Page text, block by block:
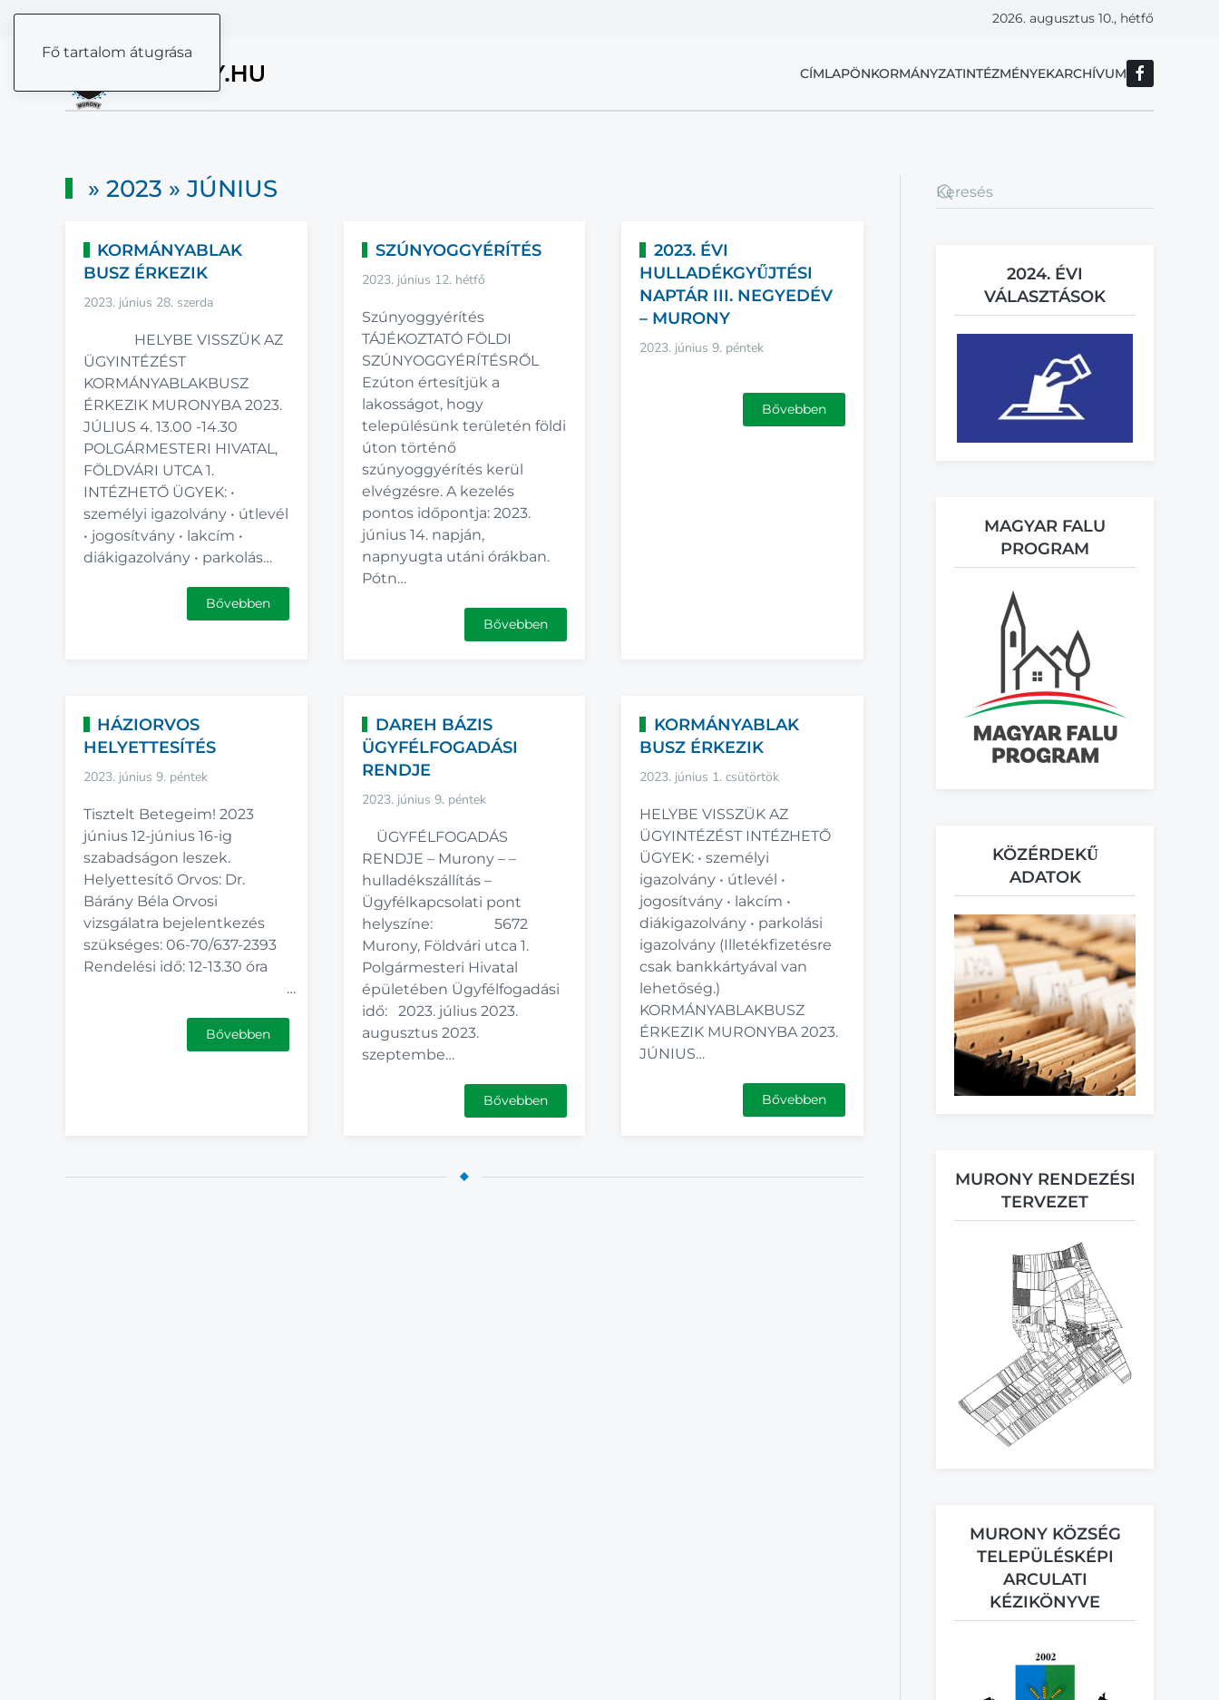
Fő tartalom átugrása
2026. augusztus 10., hétfő
CÍMLAPÖNKORMÁNYZATINTÉZMÉNYEKARCHÍVUM
» 2023 » JÚNIUS
KORMÁNYABLAK
BUSZ ÉRKEZIK
2023. június 28. szerda
HELYBE VISSZÜK AZ
ÜGYINTÉZÉST
KORMÁNYABLAKBUSZ
ÉRKEZIK MURONYBA 2023.
JÚLIUS 4. 13.00 -14.30
POLGÁRMESTERI HIVATAL,
FÖLDVÁRI UTCA 1.
INTÉZHETŐ ÜGYEK: •
személyi igazolvány • útlevél
• jogosítvány • lakcím •
diákigazolvány • parkolás…
Bővebben
SZÚNYOGGYÉRÍTÉS
2023. június 12. hétfő
Szúnyoggyérítés
TÁJÉKOZTATÓ FÖLDI
SZÚNYOGGYÉRÍTÉSRŐL
Ezúton értesítjük a
lakosságot, hogy
településünk területén földi
úton történő
szúnyoggyérítés kerül
elvégzésre. A kezelés
pontos időpontja: 2023.
június 14. napján,
napnyugta utáni órákban.
Pótn…
Bővebben
2023. ÉVI
HULLADÉKGYŰJTÉSI
NAPTÁR III. NEGYEDÉV
– MURONY
2023. június 9. péntek
Bővebben
HÁZIORVOS
HELYETTESÍTÉS
2023. június 9. péntek
Tisztelt Betegeim! 2023
június 12-június 16-ig
szabadságon leszek.
Helyettesítő Orvos: Dr.
Bárány Béla Orvosi
vizsgálatra bejelentkezés
szükséges: 06-70/637-2393
Rendelési idő: 12-13.30 óra
…
Bővebben
DAREH BÁZIS
ÜGYFÉLFOGADÁSI
RENDJE
2023. június 9. péntek
ÜGYFÉLFOGADÁS
RENDJE – Murony – –
hulladékszállítás –
Ügyfélkapcsolati pont
helyszíne: 5672
Murony, Földvári utca 1.
Polgármesteri Hivatal
épületében Ügyfélfogadási
idő: 2023. július 2023.
augusztus 2023.
szeptembe…
Bővebben
KORMÁNYABLAK
BUSZ ÉRKEZIK
2023. június 1. csütörtök
HELYBE VISSZÜK AZ
ÜGYINTÉZÉST INTÉZHETŐ
ÜGYEK: • személyi
igazolvány • útlevél •
jogosítvány • lakcím •
diákigazolvány • parkolási
igazolvány (Illetékfizetésre
csak bankkártyával van
lehetőség.)
KORMÁNYABLAKBUSZ
ÉRKEZIK MURONYBA 2023.
JÚNIUS…
Bővebben
2024. ÉVI
VÁLASZTÁSOK
MAGYAR FALU
PROGRAM
KÖZÉRDEKŰ
ADATOK
MURONY RENDEZÉSI
TERVEZET
MURONY KÖZSÉG
TELEPÜLÉSKÉPI
ARCULATI
KÉZIKÖNYVE